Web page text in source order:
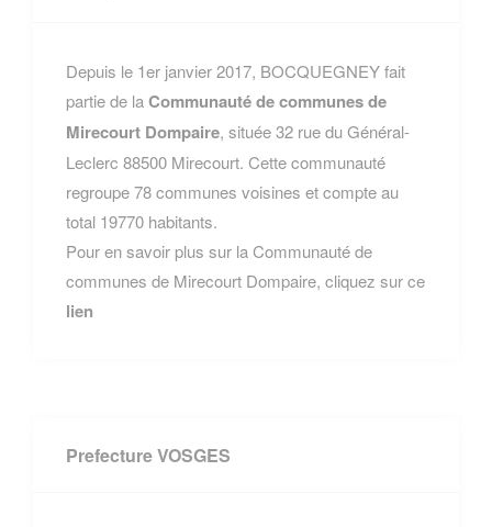
Depuis le 1er janvier 2017, BOCQUEGNEY fait
partie de laCommunauté de communes de
Mirecourt Dompaire, située 32 rue du Général-
Leclerc 88500 Mirecourt. Cette communauté
regroupe 78 communes voisines et compte au
total 19770 habitants.
Pour en savoir plus sur la Communauté de
communes de Mirecourt Dompaire, cliquez sur ce
lien
Prefecture VOSGES